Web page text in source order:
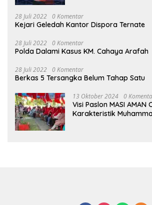
28 Juli 2022 0 Komentar
Kejari Geledah Kantor Dispora Ternate
28 Juli 2022 0 Komentar
Polda Dalami Kasus KM. Cahaya Arafah
28 Juli 2022 0 Komentar
Berkas 5 Tersangka Belum Tahap Satu
13 Oktober 2024 0
Visi Paslon MASI AMAN
Karakteristik